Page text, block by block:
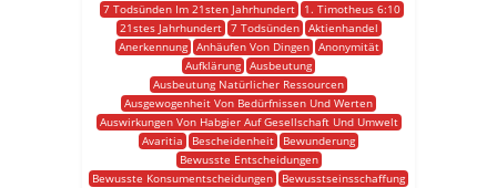
7 Todsünden Im 21sten Jahrhundert
1. Timotheus 6:10
21stes Jahrhundert
7 Todsünden
Aktienhandel
Anerkennung
Anhäufen Von Dingen
Anonymität
Aufklärung Ausbeutung
Ausbeutung Natürlicher Ressourcen
Ausgewogenheit Von Bedürfnissen Und Werten
Auswirkungen Von Habgier Auf Gesellschaft Und Umwelt
Avaritia
Bescheidenheit
Bewunderung
Bewusste Entscheidungen
Bewusste Konsumentscheidungen
Bewusstseinsschaffung